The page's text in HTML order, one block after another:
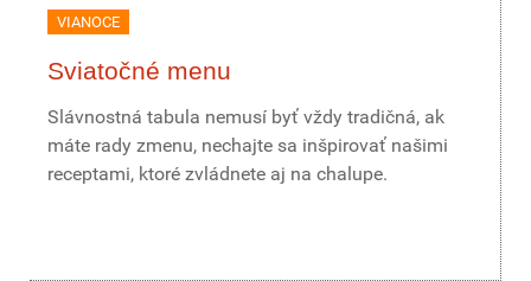
VIANOCE
Sviatočné menu
Slávnostná tabula nemusí byť vždy tradičná, ak
máte rady zmenu, nechajte sa inšpirovať našimi
receptami, ktoré zvládnete aj na chalupe.